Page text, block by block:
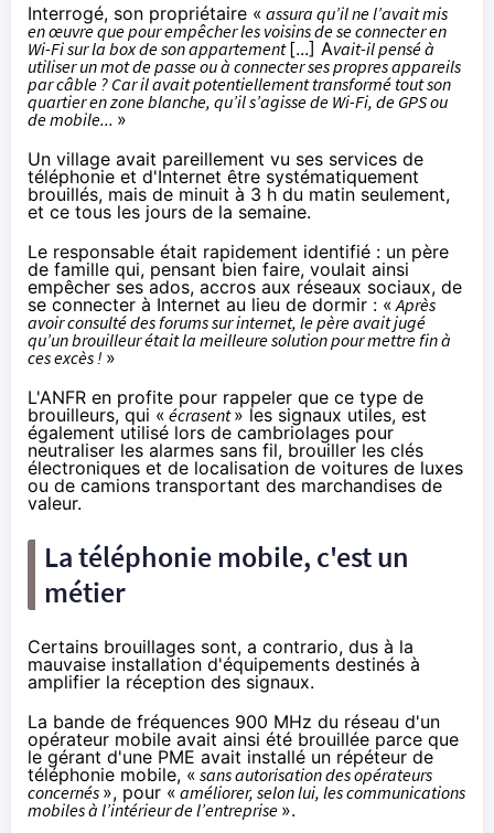
Interrogé, son propriétaire « assura qu’il ne l’avait mis
en œuvre que pour empêcher les voisins de se connecter en
Wi-Fi sur la box de son appartement[...] Avait-il pensé à
utiliser un mot de passe ou à connecter ses propres appareils
par câble ? Car il avait potentiellement transformé tout son
quartier en zone blanche, qu’il s’agisse de Wi-Fi, de GPS ou
de mobile... »
Un village avait pareillement vu ses services de
téléphonie et d'Internet être systématiquement
brouillés, mais de minuit à 3 h du matin seulement,
et ce tous les jours de la semaine.
Le responsable était rapidement identifié : un père
de famille qui, pensant bien faire, voulait ainsi
empêcher ses ados, accros aux réseaux sociaux, de
se connecter à Internet au lieu de dormir : « Après
avoir consulté des forums sur internet, le père avait jugé
qu’un brouilleur était la meilleure solution pour mettre fin à
ces excès ! »
L'ANFR en profite pour rappeler que ce type de
brouilleurs, qui « écrasent» les signaux utiles, est
également utilisé lors de cambriolages pour
neutraliser les alarmes sans fil, brouiller les clés
électroniques et de localisation de voitures de luxes
ou de camions transportant des marchandises de
valeur.
La téléphonie mobile, c'est un
métier
Certains brouillages sont, a contrario, dus à la
mauvaise installation d'équipements destinés à
amplifier la réception des signaux.
La bande de fréquences 900 MHz du réseau d'un
opérateur mobile avait ainsi été brouillée parce que
le gérant d'une PME avait installé un répéteur de
téléphonie mobile, « sans autorisation des opérateurs
concernés », pour «améliorer, selon lui, les communications
mobiles à l’intérieur de l’entreprise ».